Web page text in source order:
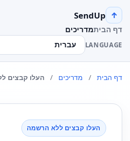
↑
SendUp
דף הביתמדריכים
LANGUAGE
דף הבית / מדריכים / העלו קבצים
העלו קבצים ללא הרשמה